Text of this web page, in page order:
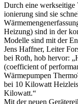
Durch eine werkseitige
ionierung sind sie
Heizung) sind in der
Modelle sind mit der
Jens Haffner, Leiter
bei Roth, hob hervor:
(coefficient of
Wärmepumpen
bei 10 Kilowatt
Kilowatt.“
Mit der neuen